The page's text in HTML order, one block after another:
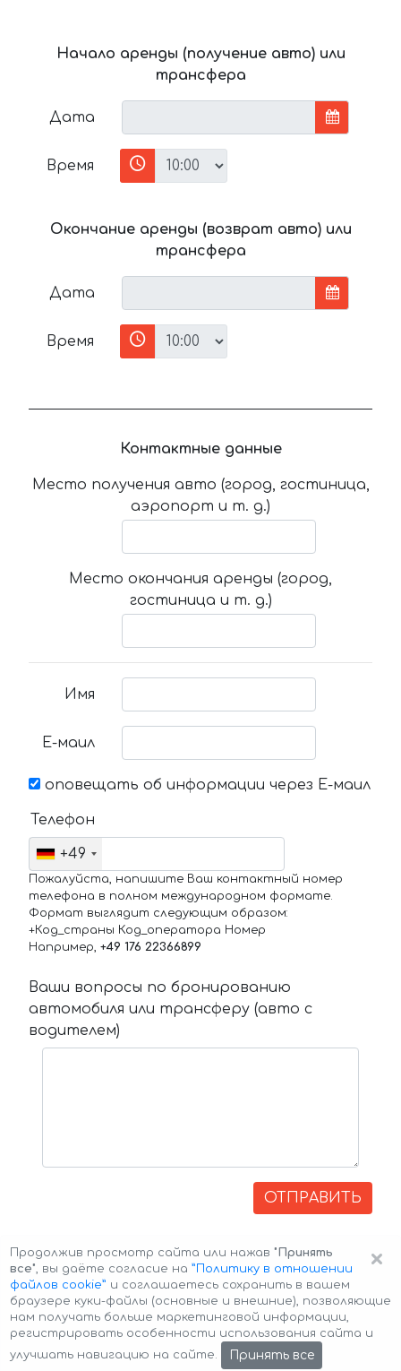
Начало аренды (получение авто) или
трансфера
Дата
Время
Окончание аренды (возврат авто) или
трансфера
Дата
Время
Контактные данные
Место получения авто (город, гостиница,
аэропорт и т. д.)
Место окончания аренды (город,
гостиница и т. д.)
Имя
Е-маил
оповещать об информации через Е-маил
Телефон
+49
Пожалуйста, напишите Ваш контактный номер
телефона в полном международном формате.
Формат выглядит следующим образом:
+Код_страны Код_оператора Номер
Например, +49 176 22366899
Ваши вопросы по бронированию
автомобиля или трансферу (авто с
водителем)
ОТПРАВИТЬ
Авторские права © 2026 Авто-Аренда Cookie Policy
×
Продолжив просмотр сайта или нажав "Принять
все", вы даёте согласие на ”Политику в отношении
файлов cookie” и соглашаетесь сохранить в вашем
браузере куки-файлы (основные и внешние), позволяющие
нам получать больше маркетинговой информации,
регистрировать особенности использования сайта и
улучшать навигацию на сайте.
Принять все